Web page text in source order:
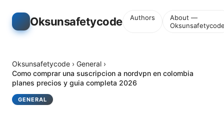
Oksunsafetycode Authors
About —
Oksunsafetycode › General ›
Como comprar una suscripcion a nordvpn en colombia
planes precios y guia completa 2026
GENERAL